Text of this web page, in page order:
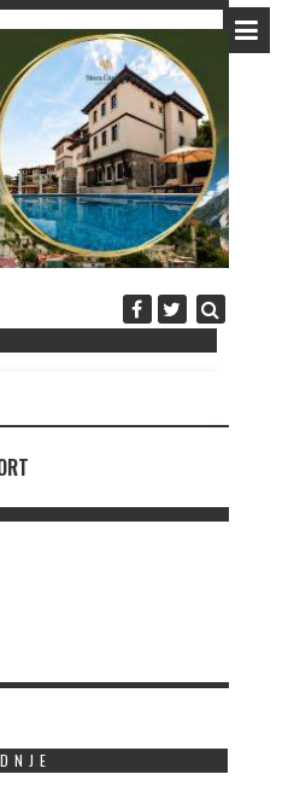
Diplomatija po